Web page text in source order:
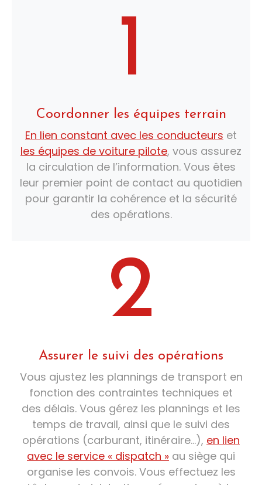
1
Coordonner les équipes terrain
En lien constant avec les conducteurs et
les équipes de voiture pilote, vous assurez
la circulation de l’information. Vous êtes
leur premier point de contact au quotidien
pour garantir la cohérence et la sécurité
des opérations.
2
Assurer le suivi des opérations
Vous ajustez les plannings de transport en
fonction des contraintes techniques et
des délais. Vous gérez les plannings et les
temps de travail, ainsi que le suivi des
opérations (carburant, itinéraire…), en lien
avec le service « dispatch » au siège qui
organise les convois. Vous effectuez les